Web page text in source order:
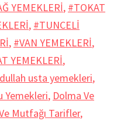
YEMEKLERİ, #TOKAT
, #TUNCELİ
, #VAN YEMEKLERİ,
YEMEKLERİ,
usta yemekleri,
Yemekleri, Dolma Ve
Mutfağı Tarifler,